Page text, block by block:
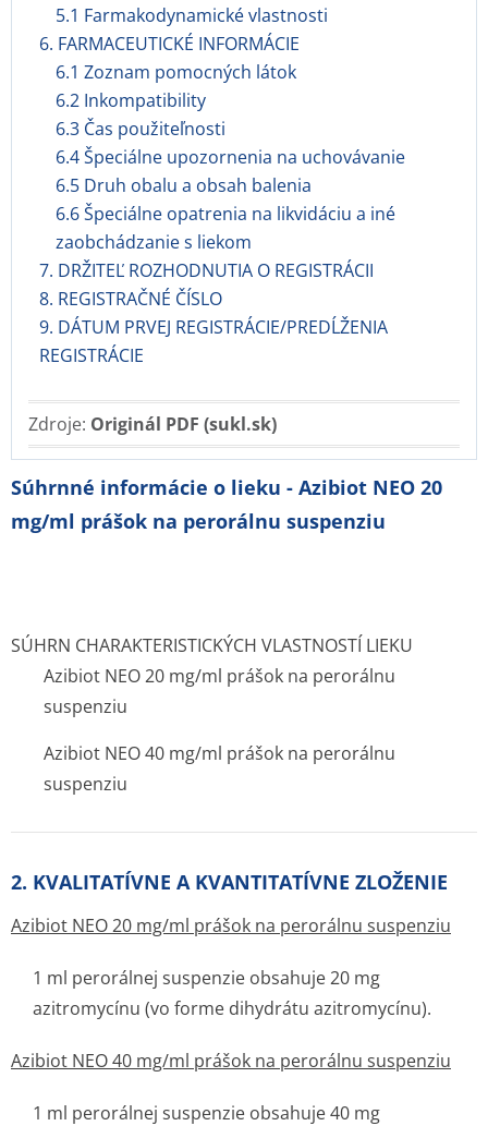
5.1 Farmakodynamické vlastnosti
6. FARMACEUTICKÉ INFORMÁCIE
6.1 Zoznam pomocných látok
6.2 Inkompatibility
6.3 Čas použiteľnosti
6.4 Špeciálne upozornenia na uchovávanie
6.5 Druh obalu a obsah balenia
6.6 Špeciálne opatrenia na likvidáciu a iné
zaobchádzanie s liekom
7. DRŽITEĽ ROZHODNUTIA O REGISTRÁCII
8. REGISTRAČNÉ ČÍSLO
9. DÁTUM PRVEJ REGISTRÁCIE/PREDĹŽENIA
REGISTRÁCIE
Zdroje: Originál PDF (sukl.sk)
Súhrnné informácie o lieku - Azibiot NEO 20
mg/ml prášok na perorálnu suspenziu
SÚHRN CHARAKTERISTICKÝCH VLASTNOSTÍ LIEKU
Azibiot NEO 20 mg/ml prášok na perorálnu
suspenziu
Azibiot NEO 40 mg/ml prášok na perorálnu
suspenziu
2. KVALITATÍVNE A KVANTITATÍVNE ZLOŽENIE
Azibiot NEO 20 mg/ml prášok na perorálnu suspenziu
1 ml perorálnej suspenzie obsahuje 20 mg
azitromycínu (vo forme dihydrátu azitromycínu).
Azibiot NEO 40 mg/ml prášok na perorálnu suspenziu
1 ml perorálnej suspenzie obsahuje 40 mg